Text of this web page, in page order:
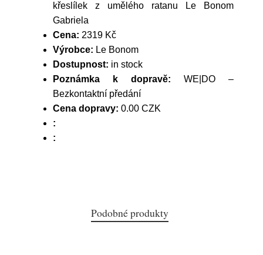
křeslílek z umělého ratanu Le Bonom
Gabriela
Cena: 2319 Kč
Výrobce: Le Bonom
Dostupnost: in stock
Poznámka k dopravě: WE|DO –
Bezkontaktní předání
Cena dopravy: 0.00 CZK
:
:
Podobné produkty